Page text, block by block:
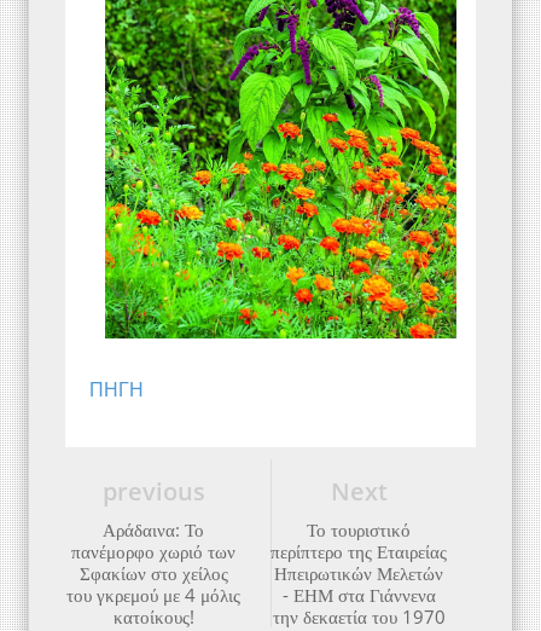
ΠΗΓΗ
Next
Το τουριστικό
περίπτερο της Εταιρείας
Ηπειρωτικών Μελετών
- ΕΗΜ στα Γιάννενα
την δεκαετία του 1970
previous
Αράδαινα: Το
πανέμορφο χωριό των
Σφακίων στο χείλος
του γκρεμού με 4 μόλις
κατοίκους!